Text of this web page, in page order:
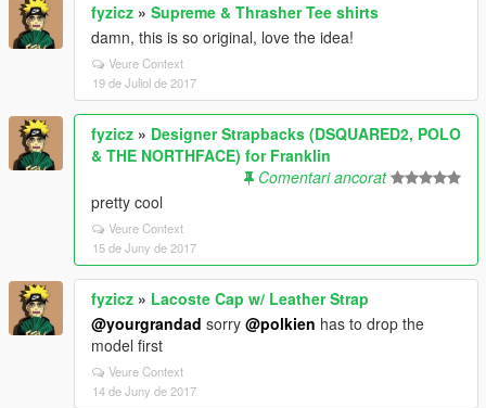
fyzicz » Supreme & Thrasher Tee shirts
damn, this is so original, love the idea!
Veure Context
19 de Juliol de 2017
fyzicz » Designer Strapbacks (DSQUARED2, POLO
& THE NORTHFACE) for Franklin
Comentari ancorat
pretty cool
Veure Context
15 de Juny de 2017
fyzicz » Lacoste Cap w/ Leather Strap
@yourgrandad sorry @polkien has to drop the
model first
Veure Context
14 de Juny de 2017